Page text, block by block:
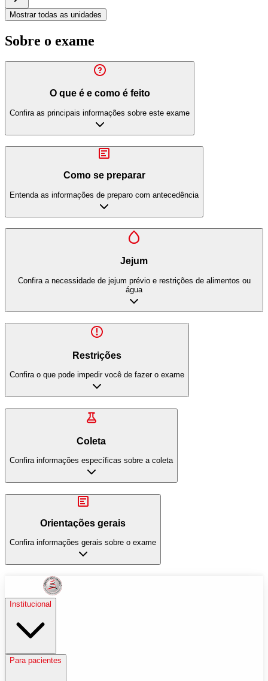
Mostrar todas as unidades
Sobre o exame
O que é e como é feito
Confira as principais informações sobre este exame
Como se preparar
Entenda as informações de preparo com antecedência
Jejum
Confira a necessidade de jejum prévio e restrições de alimentos ou
água
Restrições
Confira o que pode impedir você de fazer o exame
Coleta
Confira informações específicas sobre a coleta
Orientações gerais
Confira informações gerais sobre o exame
Institucional
Para pacientes